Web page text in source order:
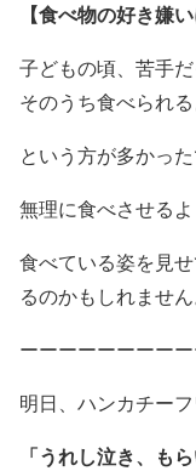
【食べ物の好き嫌
子どもの頃、苦手だ
そのうち食べられ
という方が多かった
無理に食べさせる
食べている姿を見
るのかもしれません
ーーーーーーーー
明日、ハンカチーフ
「うれし泣き、も